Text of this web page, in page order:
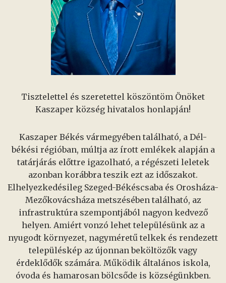
Tisztelettel és szeretettel köszöntöm Önöket
Kaszaper község hivatalos honlapján!
Kaszaper Békés vármegyében található, a Dél-
békési régióban, múltja az írott emlékek alapján a
tatárjárás előttre igazolható, a régészeti leletek
azonban korábbra teszik ezt az időszakot.
Elhelyezkedésileg Szeged-Békéscsaba és Orosháza-
Mezőkovácsháza metszésében található, az
infrastruktúra szempontjából nagyon kedvező
helyen. Amiért vonzó lehet településünk az a
nyugodt környezet, nagyméretű telkek és rendezett
településkép az újonnan beköltözők vagy
érdeklődők számára. Működik általános iskola,
óvoda és hamarosan bölcsőde is községünkben.